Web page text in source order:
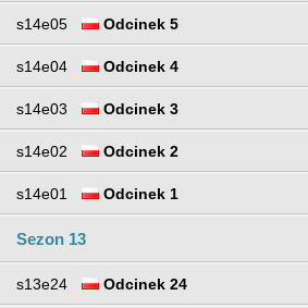
s14e05 Odcinek 5
s14e04 Odcinek 4
s14e03 Odcinek 3
s14e02 Odcinek 2
s14e01 Odcinek 1
Sezon 13
s13e24 Odcinek 24